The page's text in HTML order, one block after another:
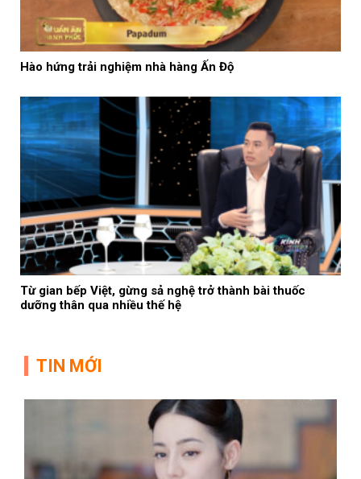
Hào hứng trải nghiệm nhà hàng Ấn Độ
Từ gian bếp Việt, gừng sả nghệ trở thành bài thuốc
dưỡng thân qua nhiều thế hệ
TIN MỚI